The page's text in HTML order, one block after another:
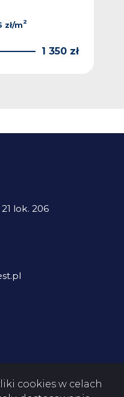
zł/m2
1 350 zł
lok. 206
cookies w celach